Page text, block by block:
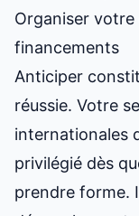
Organiser
financements
Anticiper
réussie. Votre
internationales
privilégié dès
prendre forme.